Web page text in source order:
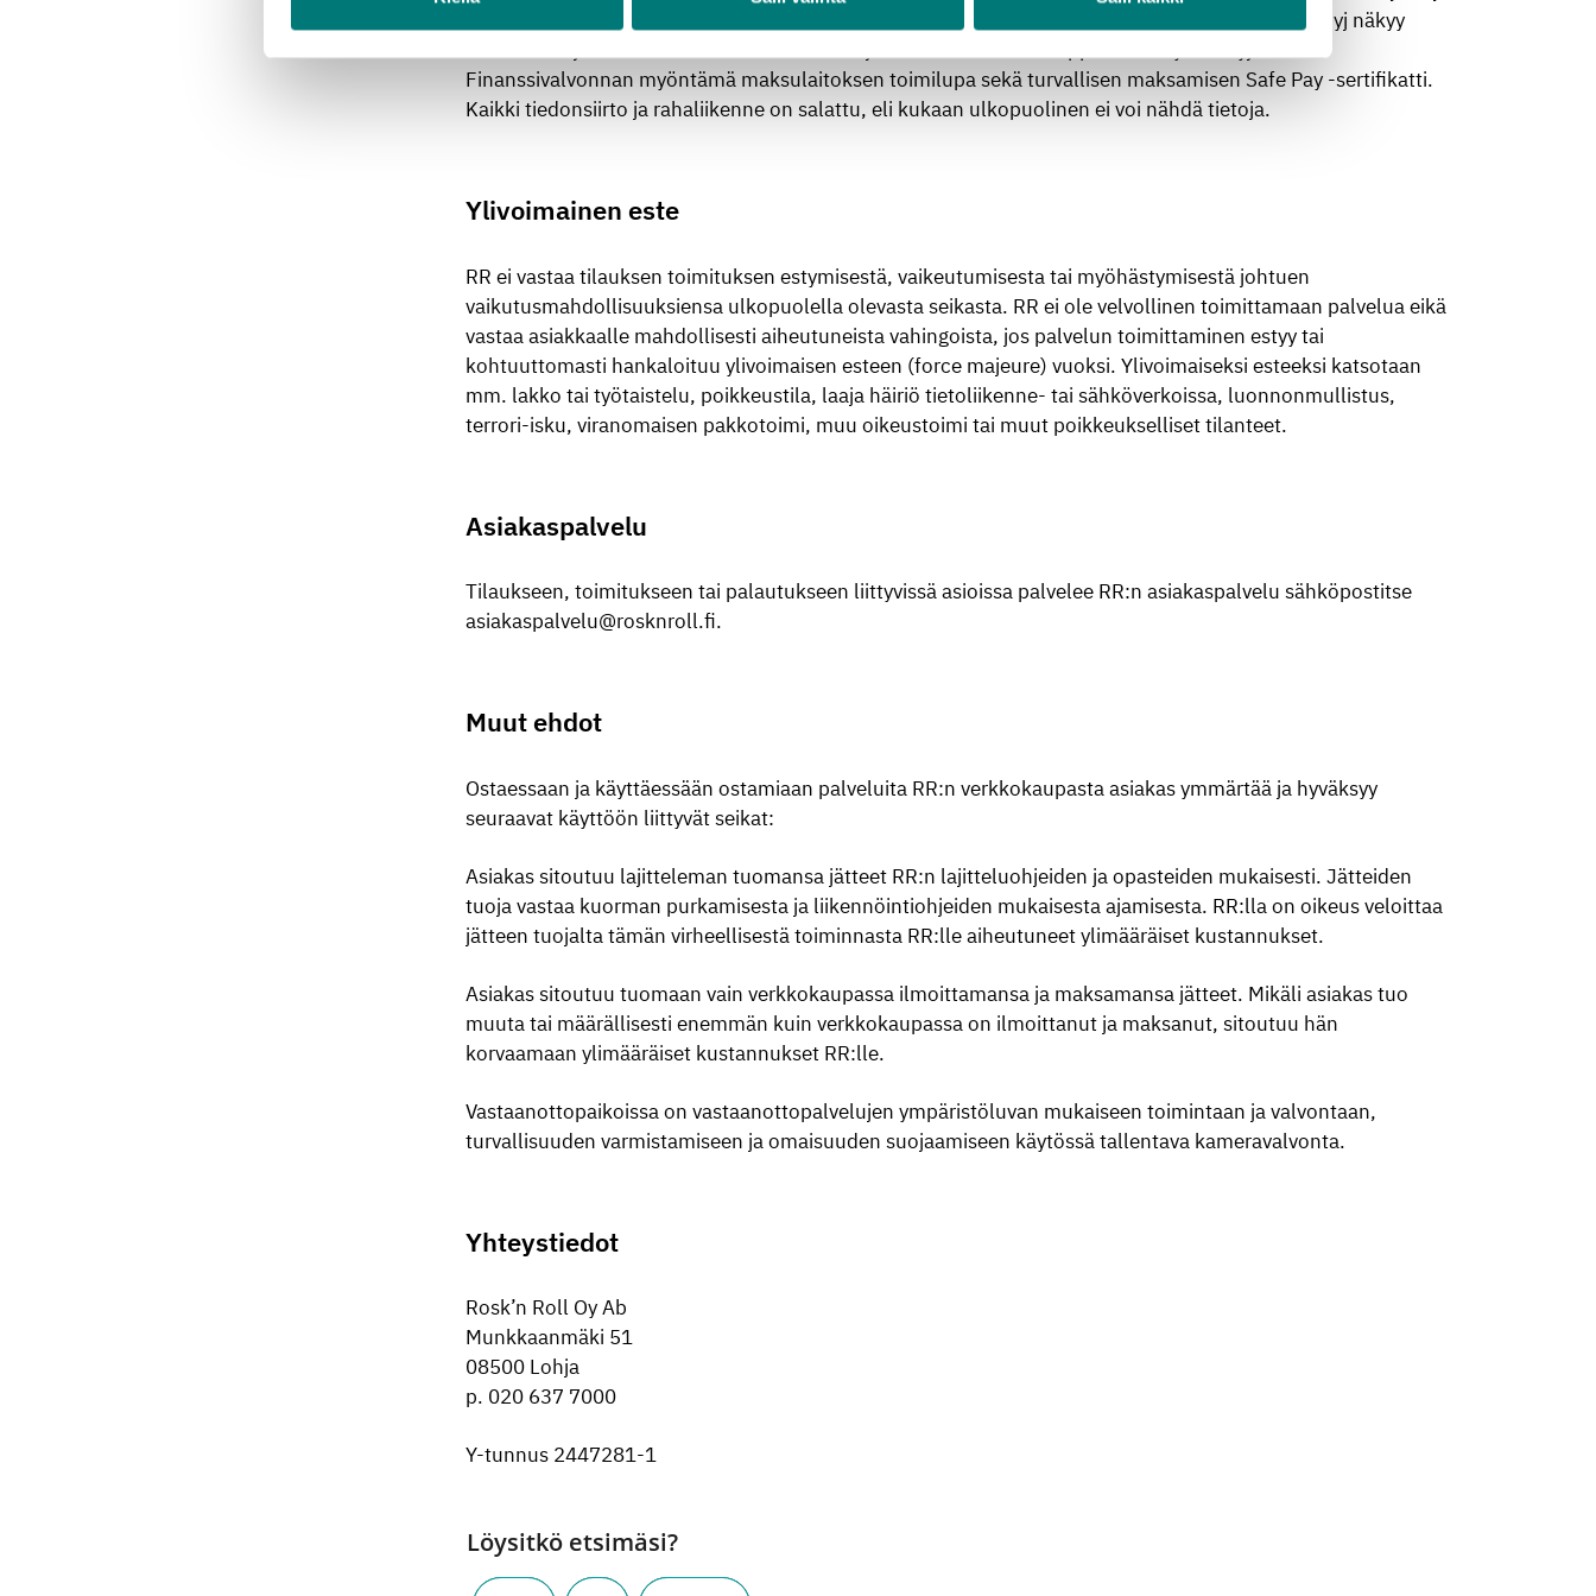
maksupalveluntarjoajana toimii Paytrail Oyj, joka on osa Nets maksupalveluratkaisuja. Paytrail Oyj näkyy
Finanssivalvonnan myöntämä maksulaitoksen toimilupa sekä turvallisen maksamisen Safe Pay -sertifikatti.
Kaikki tiedonsiirto ja rahaliikenne on salattu, eli kukaan ulkopuolinen ei voi nähdä tietoja.
Ylivoimainen este
RR ei vastaa tilauksen toimituksen estymisestä, vaikeutumisesta tai myöhästymisestä johtuen
vaikutusmahdollisuuksiensa ulkopuolella olevasta seikasta. RR ei ole velvollinen toimittamaan palvelua eikä
vastaa asiakkaalle mahdollisesti aiheutuneista vahingoista, jos palvelun toimittaminen estyy tai
kohtuuttomasti hankaloituu ylivoimaisen esteen (force majeure) vuoksi. Ylivoimaiseksi esteeksi katsotaan
mm. lakko tai työtaistelu, poikkeustila, laaja häiriö tietoliikenne- tai sähköverkoissa, luonnonmullistus,
terrori-isku, viranomaisen pakkotoimi, muu oikeustoimi tai muut poikkeukselliset tilanteet.
Asiakaspalvelu
Tilaukseen, toimitukseen tai palautukseen liittyvissä asioissa palvelee RR:n asiakaspalvelu sähköpostitse
asiakaspalvelu@rosknroll.fi.
Muut ehdot
Ostaessaan ja käyttäessään ostamiaan palveluita RR:n verkkokaupasta asiakas ymmärtää ja hyväksyy
seuraavat käyttöön liittyvät seikat:
Asiakas sitoutuu lajitteleman tuomansa jätteet RR:n lajitteluohjeiden ja opasteiden mukaisesti. Jätteiden
tuoja vastaa kuorman purkamisesta ja liikennöintiohjeiden mukaisesta ajamisesta. RR:lla on oikeus veloittaa
jätteen tuojalta tämän virheellisestä toiminnasta RR:lle aiheutuneet ylimääräiset kustannukset.
Asiakas sitoutuu tuomaan vain verkkokaupassa ilmoittamansa ja maksamansa jätteet. Mikäli asiakas tuo
muuta tai määrällisesti enemmän kuin verkkokaupassa on ilmoittanut ja maksanut, sitoutuu hän
korvaamaan ylimääräiset kustannukset RR:lle.
Vastaanottopaikoissa on vastaanottopalvelujen ympäristöluvan mukaiseen toimintaan ja valvontaan,
turvallisuuden varmistamiseen ja omaisuuden suojaamiseen käytössä tallentava kameravalvonta.
Yhteystiedot
Rosk’n Roll Oy Ab
Munkkaanmäki 51
08500 Lohja
p. 020 637 7000
Y-tunnus 2447281-1
Löysitkö etsimäsi?